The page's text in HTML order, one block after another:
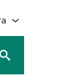
tab
new tab